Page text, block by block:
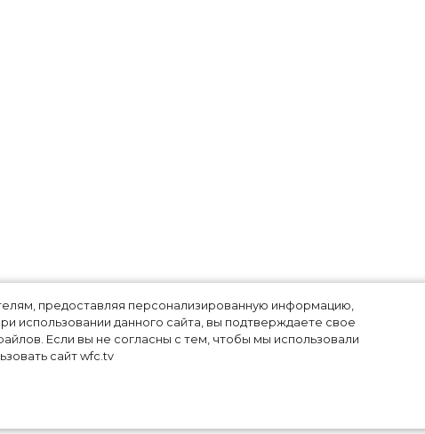
предоставляя персонализированную информацию,
использовании данного сайта, вы подтверждаете свое
Если вы не согласны с тем, чтобы мы использовали
сайт wfc.tv